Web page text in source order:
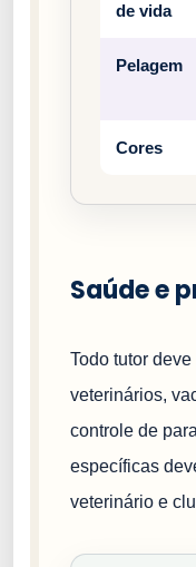
de vida
Pelagem
Cores
Saúde e
Todo tutor
veterinários,
controle de
específicas
veterinário e